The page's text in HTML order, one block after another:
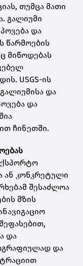
თუმცა მათი
გალიუმი
და
წარმოების
მიწოდებას
USGS-ის
და
და
ჩინეთში.
ან კონკრეტული
შესაძლოა
მზის
და
და